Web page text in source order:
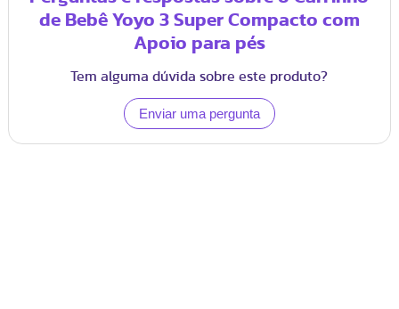
de Bebê Yoyo 3 Super Compacto com
Apoio para pés
Tem alguma dúvida sobre este produto?